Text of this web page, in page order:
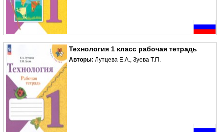
Технология 1 класс рабочая тетрадь
Авторы: Лутцева Е.А., Зуева Т.П.